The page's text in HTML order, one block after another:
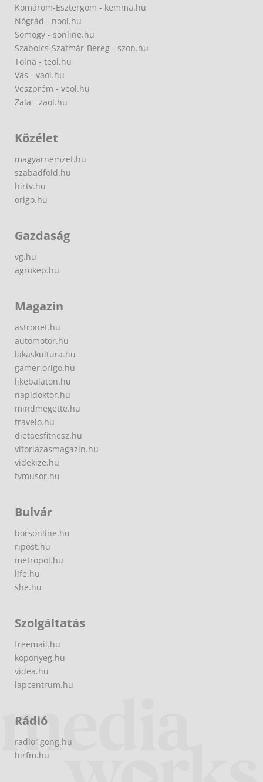
Komárom-Esztergom - kemma.hu
Nógrád - nool.hu
Somogy - sonline.hu
Szabolcs-Szatmár-Bereg - szon.hu
Tolna - teol.hu
Vas - vaol.hu
Veszprém - veol.hu
Zala - zaol.hu
Közélet
magyarnemzet.hu
szabadfold.hu
hirtv.hu
origo.hu
Gazdaság
vg.hu
agrokep.hu
Magazin
astronet.hu
automotor.hu
lakaskultura.hu
gamer.origo.hu
likebalaton.hu
napidoktor.hu
mindmegette.hu
travelo.hu
dietaesfitnesz.hu
vitorlazasmagazin.hu
videkize.hu
tvmusor.hu
Bulvár
borsonline.hu
ripost.hu
metropol.hu
life.hu
she.hu
Szolgáltatás
freemail.hu
koponyeg.hu
videa.hu
lapcentrum.hu
Rádió
radio1gong.hu
hirfm.hu